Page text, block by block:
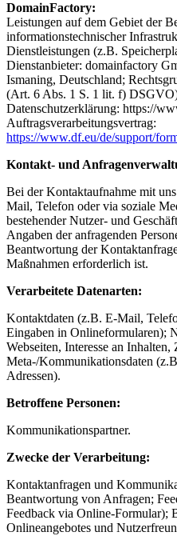
DomainFactory:
Leistungen auf dem Gebiet der
informationstechnischer
Dienstleistungen (z.B.
Dienstanbieter: domainfactory
Ismaning, Deutschland;
(Art. 6 Abs. 1 S. 1 lit. f)
Datenschutzerklärung: https://
Auftragsverarbeitungsvertrag:
https://www.df.eu/de/support/
Kontakt- und
Bei der Kontaktaufnahme mit
Mail, Telefon oder via soziale
bestehender Nutzer- und
Angaben der anfragenden
Beantwortung der
Maßnahmen erforderlich ist.
Verarbeitete Datenarten:
Kontaktdaten (z.B. E-Mail,
Eingaben in Onlineformularen);
Webseiten, Interesse an
Meta-/Kommunikationsdaten
Adressen).
Betroffene Personen:
Kommunikationspartner.
Zwecke der Verarbeitung:
Kontaktanfragen und
Beantwortung von Anfragen;
Feedback via Online-Formular);
Onlineangebotes und